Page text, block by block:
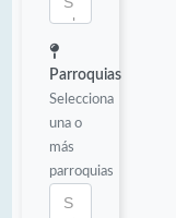
Parroquias
Selecciona
una o
más
parroquias